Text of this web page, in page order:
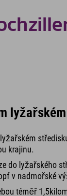
krajinu.
do lyžařského
v nadmořské
téměř